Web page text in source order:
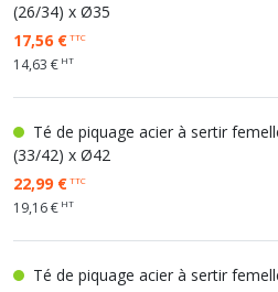
(26/34) x Ø35
17,56 €TTC
14,63 € HT
Té de piquage acier à sertir
(33/42) x Ø42
22,99 €TTC
19,16 € HT
Té de piquage acier à sertir